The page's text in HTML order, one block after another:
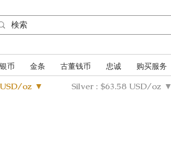
银币 金条 古董钱币 忠诚 购买服务
oz ▼ Silver : $63.58 USD/oz ▼